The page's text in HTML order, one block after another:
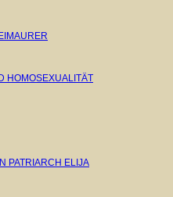
HOMOSEXUALITÄT
PATRIARCH ELIJA